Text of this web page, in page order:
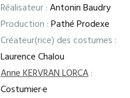
Réalisateur :Antonin Baudry
Production :Pathé Prodexe
Créateur(rice) des costumes :
Laurence Chalou
Anne KERVRAN LORCA:
Costumier·e